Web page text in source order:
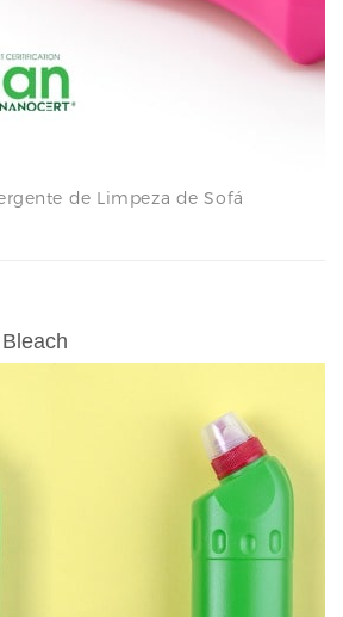
de Limpeza de Sofá